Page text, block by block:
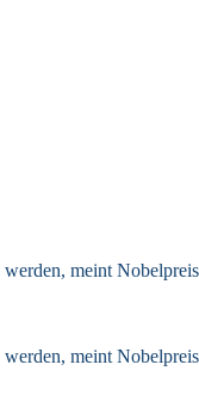
werden, meint
werden, meint